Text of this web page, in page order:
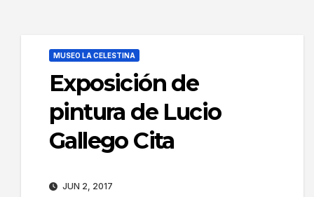
MUSEO LA CELESTINA
Exposición de
pintura de Lucio
Gallego Cita
JUN 2, 2017